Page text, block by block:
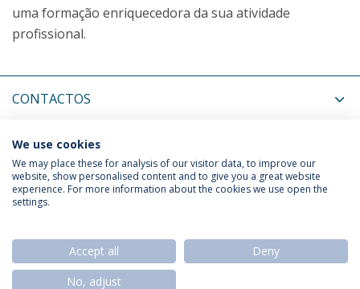
uma formação enriquecedora da sua atividade
profissional.
CONTACTOS
MAIS INFORMAÇÃO
Política de Privacidade
Termos & Condições
We use cookies
We may place these for analysis of our visitor data, to improve our
website, show personalised content and to give you a great website
experience. For more information about the cookies we use open the
settings.
Accept all
Deny
No, adjust